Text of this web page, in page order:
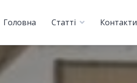
Головна Статті Контакти